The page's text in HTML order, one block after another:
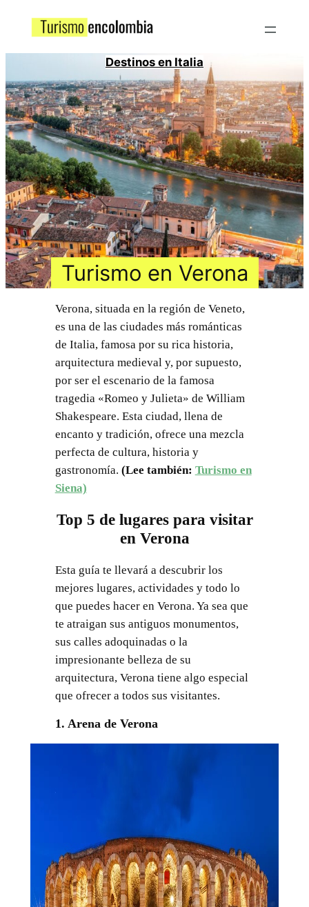
Destinos en Italia
Turismo en Verona
Verona, situada en la región de Veneto,
es una de las ciudades más románticas
de Italia, famosa por su rica historia,
arquitectura medieval y, por supuesto,
por ser el escenario de la famosa
tragedia «Romeo y Julieta» de William
Shakespeare. Esta ciudad, llena de
encanto y tradición, ofrece una mezcla
perfecta de cultura, historia y
gastronomía. (Lee también: Turismo en
Siena)
Top 5 de lugares para visitar
en Verona
Esta guía te llevará a descubrir los
mejores lugares, actividades y todo lo
que puedes hacer en Verona. Ya sea que
te atraigan sus antiguos monumentos,
sus calles adoquinadas o la
impresionante belleza de su
arquitectura, Verona tiene algo especial
que ofrecer a todos sus visitantes.
1. Arena de Verona